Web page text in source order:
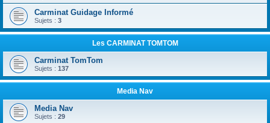
Carminat Guidage Informé
Sujets : 3
Les CARMINAT TOMTOM
Carminat TomTom
Sujets : 137
Media Nav
Media Nav
Sujets : 29